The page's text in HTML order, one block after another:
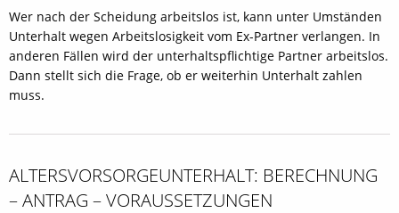
Wer nach der Scheidung arbeitslos ist, kann unter Umständen
Unterhalt wegen Arbeitslosigkeit vom Ex-Partner verlangen. In
anderen Fällen wird der unterhaltspflichtige Partner arbeitslos.
Dann stellt sich die Frage, ob er weiterhin Unterhalt zahlen
muss.
ALTERSVORSORGE­UNTERHALT: BERECHNUNG
– ANTRAG – VORAUSSETZUNGEN